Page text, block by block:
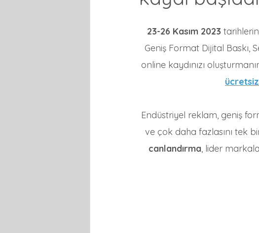
23-26 Kasım 2023
Geniş Format Dijital Baskı,
online kaydınızı
ücretsiz
Endüstriyel reklam, geniş
ve çok daha fazlasını tek
canlandırma, lider